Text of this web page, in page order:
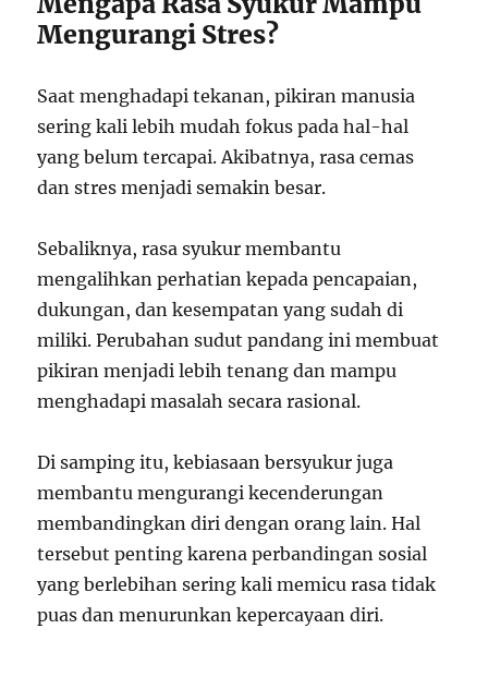
Mengurangi Stres?
Saat menghadapi tekanan, pikiran manusia
sering kali lebih mudah fokus pada hal-hal
yang belum tercapai. Akibatnya, rasa cemas
dan stres menjadi semakin besar.
Sebaliknya, rasa syukur membantu
mengalihkan perhatian kepada pencapaian,
dukungan, dan kesempatan yang sudah di
miliki. Perubahan sudut pandang ini membuat
pikiran menjadi lebih tenang dan mampu
menghadapi masalah secara rasional.
Di samping itu, kebiasaan bersyukur juga
membantu mengurangi kecenderungan
membandingkan diri dengan orang lain. Hal
tersebut penting karena perbandingan sosial
yang berlebihan sering kali memicu rasa tidak
puas dan menurunkan kepercayaan diri.